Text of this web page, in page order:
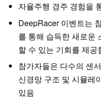
자율주행 경주 경험을
DeepRacer 이벤트는
를 통해 습득한 새로운
할 수 있는 기회를 제공
참가자들은 다수의 센
신경망 구조 및 시뮬레
있음